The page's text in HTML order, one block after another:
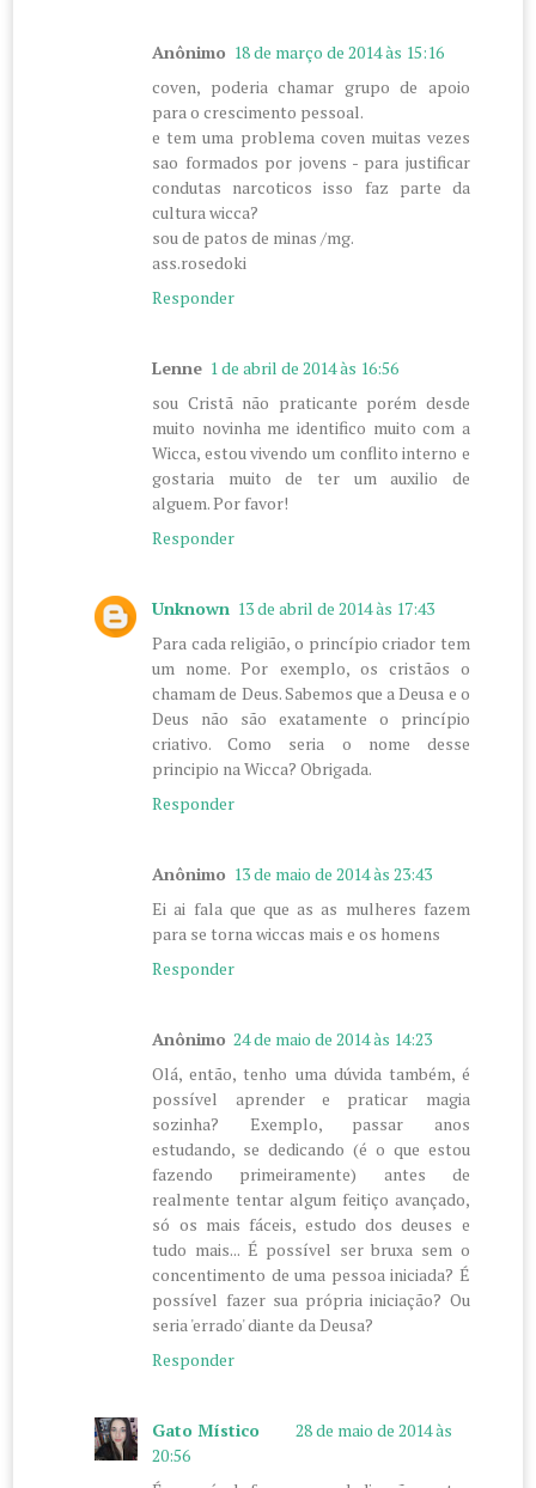
Anônimo 18 de março de 2014 às 15:16
coven, poderia chamar grupo de apoio
para o crescimento pessoal.
e tem uma problema coven muitas vezes
sao formados por jovens - para justificar
condutas narcoticos isso faz parte da
cultura wicca?
sou de patos de minas /mg.
ass.rosedoki
Responder
Lenne 1 de abril de 2014 às 16:56
sou Cristã não praticante porém desde
muito novinha me identifico muito com a
Wicca, estou vivendo um conflito interno e
gostaria muito de ter um auxilio de
alguem. Por favor!
Responder
Unknown 13 de abril de 2014 às 17:43
Para cada religião, o princípio criador tem
um nome. Por exemplo, os cristãos o
chamam de Deus. Sabemos que a Deusa e o
Deus não são exatamente o princípio
criativo. Como seria o nome desse
principio na Wicca? Obrigada.
Responder
Anônimo 13 de maio de 2014 às 23:43
Ei ai fala que que as as mulheres fazem
para se torna wiccas mais e os homens
Responder
Anônimo 24 de maio de 2014 às 14:23
Olá, então, tenho uma dúvida também, é
possível aprender e praticar magia
sozinha? Exemplo, passar anos
estudando, se dedicando (é o que estou
fazendo primeiramente) antes de
realmente tentar algum feitiço avançado,
só os mais fáceis, estudo dos deuses e
tudo mais... É possível ser bruxa sem o
concentimento de uma pessoa iniciada? É
possível fazer sua própria iniciação? Ou
seria 'errado' diante da Deusa?
Responder
Gato Místico
28 de maio de 2014 às
20:56